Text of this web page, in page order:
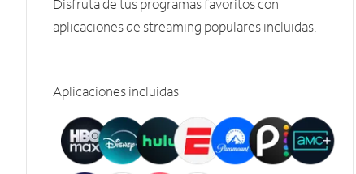
Disfruta de tus programas favoritos con
aplicaciones de streaming populares incluidas.
Aplicaciones incluidas